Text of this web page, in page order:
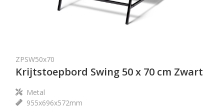
ZPSW50x70
Krijtstoepbord Swing 50 x 70 cm Zwart
Metal
955x696x572mm